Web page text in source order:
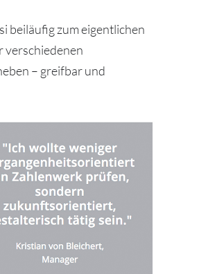
beiläufig zum eigentlichen
verschiedenen
– greifbar und